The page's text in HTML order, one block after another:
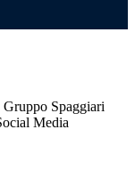
Spaggiari
Media